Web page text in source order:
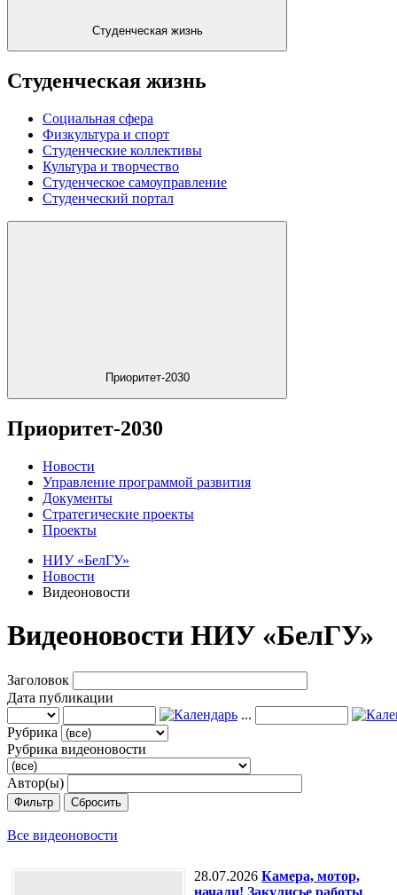
Студенческая жизнь
Студенческая жизнь
Социальная сфера
Физкультура и спорт
Студенческие коллективы
Культура и творчество
Студенческое самоуправление
Студенческий портал
Приоритет-2030
Приоритет-2030
Новости
Управление программой развития
Документы
Стратегические проекты
Проекты
НИУ «БелГУ»
Новости
Видеоновости
Видеоновости НИУ «БелГУ»
Заголовок
Дата публикации
...
Рубрика
Рубрика видеоновости
Автор(ы)
Фильтр Сбросить
Все видеоновости
28.07.2026 Камера, мотор,
начали! Закулисье работы